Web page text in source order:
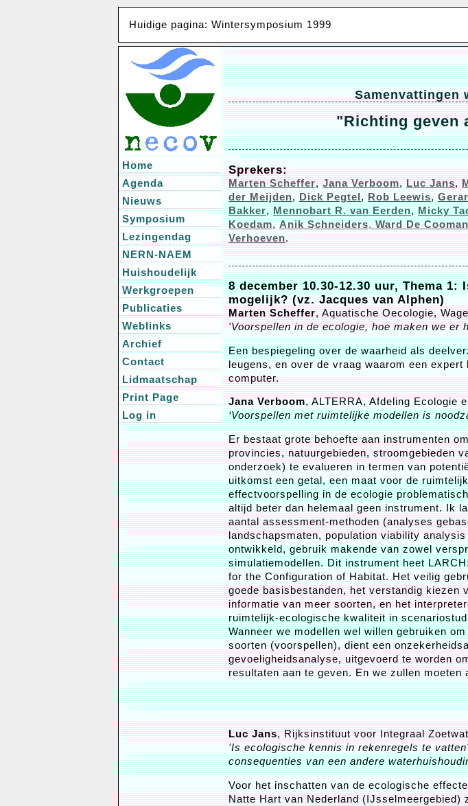
Huidige pagina: Wintersymposium 1999
Samenvattingen
"Richting geven
Sprekers:
Marten Scheffer,Jana Verboom,Luc Jans,
der Meijden,Dick Pegtel,Rob Leewis,
Bakker,Mennobart R. van Eerden,Micky
Koedam,Anik Schneiders,Ward De Cooman
Verhoeven.
8 december 10.30-12.30 uur, Thema
mogelijk? (vz. Jacques van Alphen)
Marten Scheffer, Aquatische Oecologie,
'Voorspellen in de ecologie, hoe maken we er
Een bespiegeling over de waarheid als
leugens, en over de vraag waarom een
computer.
Jana Verboom, ALTERRA, Afdeling Ecologie
‘Voorspellen met ruimtelijke modellen is
Er bestaat grote behoefte aan instrumenten
provincies, natuurgebieden, stroomgebieden
onderzoek) te evalueren in termen van
uitkomst een getal, een maat voor de
effectvoorspelling in de ecologie
altijd beter dan helemaal geen instrument. Ik
aantal assessment-methoden (analyses
landschapsmaten, population viability
ontwikkeld, gebruik makende van zowel
simulatiemodellen. Dit instrument heet
for the Configuration of Habitat. Het veilig
goede basisbestanden, het verstandig kiezen
informatie van meer soorten, en het
ruimtelijk-ecologische kwaliteit in
Wanneer we modellen wel willen gebruiken
soorten (voorspellen), dient een
gevoeligheidsanalyse, uitgevoerd te worden
resultaten aan te geven. En we zullen
Luc Jans, Rijksinstituut voor Integraal
'Is ecologische kennis in rekenregels te
consequenties van een andere
Voor het inschatten van de ecologische
Natte Hart van Nederland (IJsselmeergebied)
Home
Agenda
Nieuws
Symposium
Lezingendag
NERN-NAEM
Huishoudelijk
Werkgroepen
Publicaties
Weblinks
Archief
Contact
Lidmaatschap
Print Page
Log in